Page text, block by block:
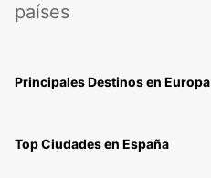
países
Principales Destinos en Europa
Top Ciudades en España